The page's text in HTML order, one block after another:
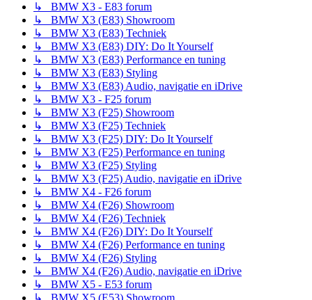
↳ BMW X3 - E83 forum
↳ BMW X3 (E83) Showroom
↳ BMW X3 (E83) Techniek
↳ BMW X3 (E83) DIY: Do It Yourself
↳ BMW X3 (E83) Performance en tuning
↳ BMW X3 (E83) Styling
↳ BMW X3 (E83) Audio, navigatie en iDrive
↳ BMW X3 - F25 forum
↳ BMW X3 (F25) Showroom
↳ BMW X3 (F25) Techniek
↳ BMW X3 (F25) DIY: Do It Yourself
↳ BMW X3 (F25) Performance en tuning
↳ BMW X3 (F25) Styling
↳ BMW X3 (F25) Audio, navigatie en iDrive
↳ BMW X4 - F26 forum
↳ BMW X4 (F26) Showroom
↳ BMW X4 (F26) Techniek
↳ BMW X4 (F26) DIY: Do It Yourself
↳ BMW X4 (F26) Performance en tuning
↳ BMW X4 (F26) Styling
↳ BMW X4 (F26) Audio, navigatie en iDrive
↳ BMW X5 - E53 forum
↳ BMW X5 (E53) Showroom